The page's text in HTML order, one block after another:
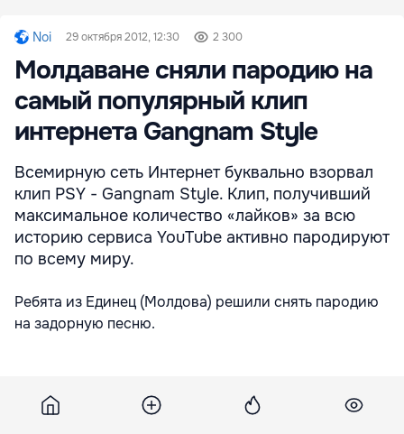
Noi 29 октября 2012, 12:30 2 300
Молдаване сняли пародию на
самый популярный клип
интернета Gangnam Style
Всемирную сеть Интернет буквально взорвал
клип PSY - Gangnam Style. Клип, получивший
максимальное количество «лайков» за всю
историю сервиса YouTube активно пародируют
по всему миру.
Ребята из Единец (Молдова) решили снять пародию
на задорную песню.